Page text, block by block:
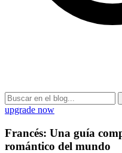
upgrade now
Francés: Una guía
romántico del mundo